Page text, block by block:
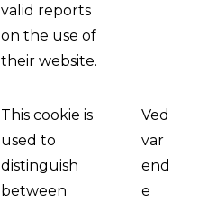
valid reports
on the use of
their website.
This cookie is
used to
distinguish
between
Ved
var
end
e